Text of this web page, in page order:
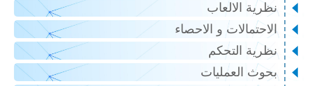
نظرية الالعاب
الاحتمالات و الاحصاء
نظرية التحكم
بحوث العمليات